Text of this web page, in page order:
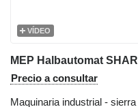
VÍDEO
MEP Halbautomat
Precio a consultar
Maquinaria industrial -